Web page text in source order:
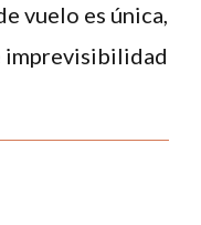
vuelo es única,
imprevisibilidad